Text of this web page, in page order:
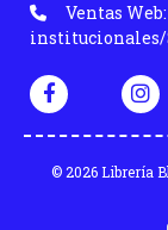
Ventas
institucionales/
© 2026 Librería